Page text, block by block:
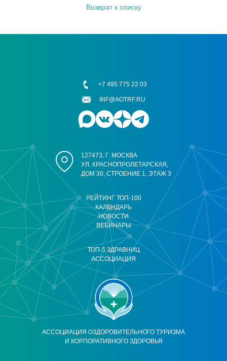
Возврат к списку
АССОЦИАЦИЯ ОЗДОРОВИТЕЛЬНОГО ТУРИЗМА
И КОРПОРАТИВНОГО ЗДОРОВЬЯ
РЕЙТИНГ ТОП-100
КАЛЕНДАРЬ
НОВОСТИ
ВЕБИНАРЫ
ТОП-5 ЗДРАВНИЦ
АССОЦИАЦИЯ
127473, Г. МОСКВА
УЛ. КРАСНОПРОЛЕТАРСКАЯ,
ДОМ 30, СТРОЕНИЕ 1, ЭТАЖ 3
+7 495 775 22 03
INF@AOTRF.RU